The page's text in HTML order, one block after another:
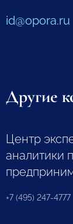
id@opora.ru
Другие
Центр
аналитики
+7 (495) 247-4777